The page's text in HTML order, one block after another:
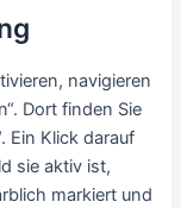
navigieren
Dort finden Sie
Ein Klick darauf
sie aktiv ist,
markiert und